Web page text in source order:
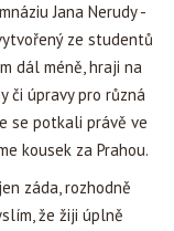
Jana Nerudy -
ze studentů
dál méně, hraji na
či úpravy pro různá
se potkali právě ve
kousek za Prahou.
záda, rozhodně
že žiji úplně